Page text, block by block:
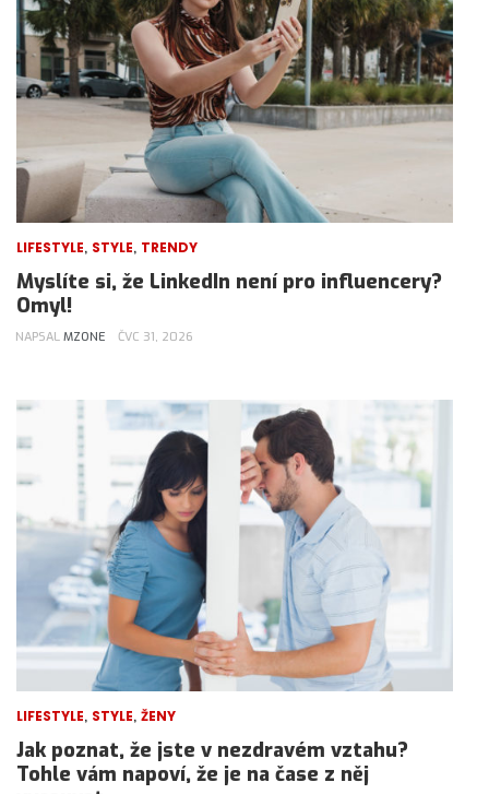
LIFESTYLE, STYLE, TRENDY
Myslíte si, že LinkedIn není pro influencery?
Omyl!
NAPSAL MZONE ČVC 31, 2026
LIFESTYLE, STYLE, ŽENY
Jak poznat, že jste v nezdravém vztahu?
Tohle vám napoví, že je na čase z něj